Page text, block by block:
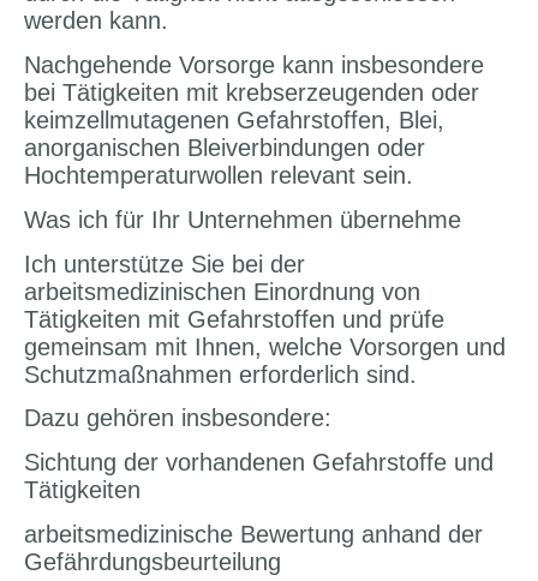
werden kann.
Nachgehende Vorsorge kann insbesondere
bei Tätigkeiten mit krebserzeugenden oder
keimzellmutagenen Gefahrstoffen, Blei,
anorganischen Bleiverbindungen oder
Hochtemperaturwollen relevant sein.
Was ich für Ihr Unternehmen übernehme
Ich unterstütze Sie bei der
arbeitsmedizinischen Einordnung von
Tätigkeiten mit Gefahrstoffen und prüfe
gemeinsam mit Ihnen, welche Vorsorgen und
Schutzmaßnahmen erforderlich sind.
Dazu gehören insbesondere:
Sichtung der vorhandenen Gefahrstoffe und
Tätigkeiten
arbeitsmedizinische Bewertung anhand der
Gefährdungsbeurteilung